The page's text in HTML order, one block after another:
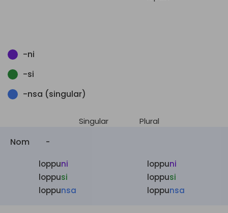
-ni
-si
-nsa (singular)
Singular Plural
Nom -
loppuni
loppusi
loppunsa
loppuni
loppusi
loppunsa